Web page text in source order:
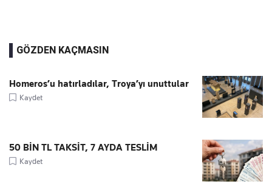
GÖZDEN KAÇMASIN
Homeros’u hatırladılar, Troya’yı unuttular
Kaydet
50 BİN TL TAKSİT, 7 AYDA TESLİM
Kaydet